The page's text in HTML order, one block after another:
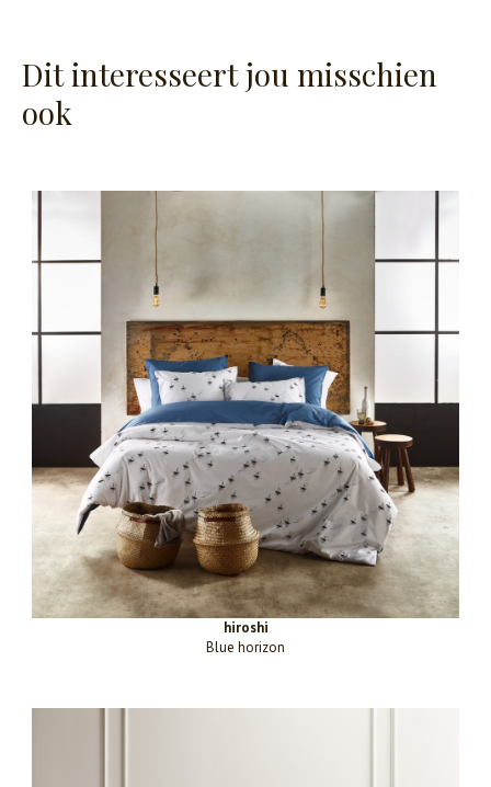
Dit interesseert jou misschien
ook
hiroshi
Blue horizon